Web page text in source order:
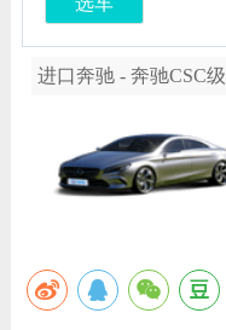
进口奔驰 - 奔驰CSC级